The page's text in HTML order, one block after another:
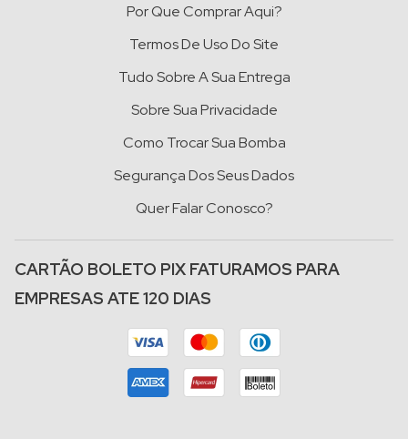
Por Que Comprar Aqui?
Termos De Uso Do Site
Tudo Sobre A Sua Entrega
Sobre Sua Privacidade
Como Trocar Sua Bomba
Segurança Dos Seus Dados
Quer Falar Conosco?
CARTÃO BOLETO PIX FATURAMOS PARA
EMPRESAS ATE 120 DIAS